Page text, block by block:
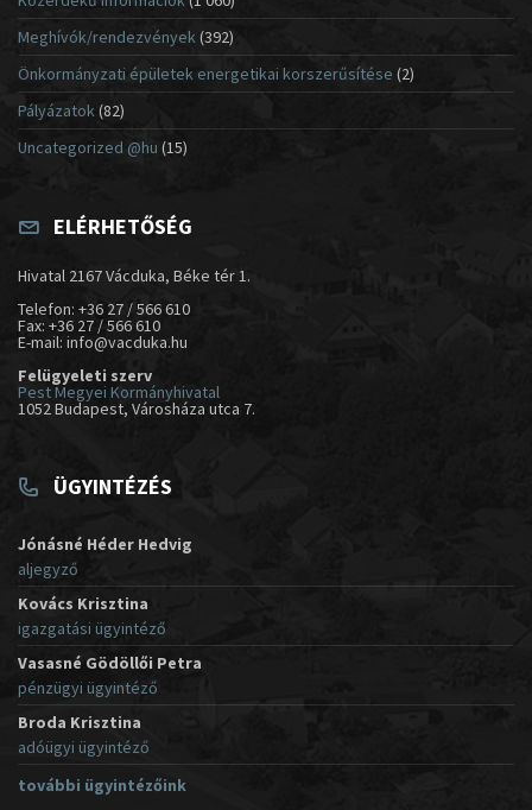
Meghívók/rendezvények (392)
Önkormányzati épületek energetikai korszerűsítése (2)
Pályázatok (82)
Uncategorized @hu (15)
ELÉRHETŐSÉG
Hivatal 2167 Vácduka, Béke tér 1.
Telefon: +36 27 / 566 610
Fax: +36 27 / 566 610
E-mail: info@vacduka.hu
Felügyeleti szerv
Pest Megyei Kormányhivatal
1052 Budapest, Városháza utca 7.
ÜGYINTÉZÉS
Jónásné Héder Hedvig
aljegyző
Kovács Krisztina
igazgatási ügyintéző
Vasasné Gödöllői Petra
pénzügyi ügyintéző
Broda Krisztina
adóügyi ügyintéző
további ügyintézőink